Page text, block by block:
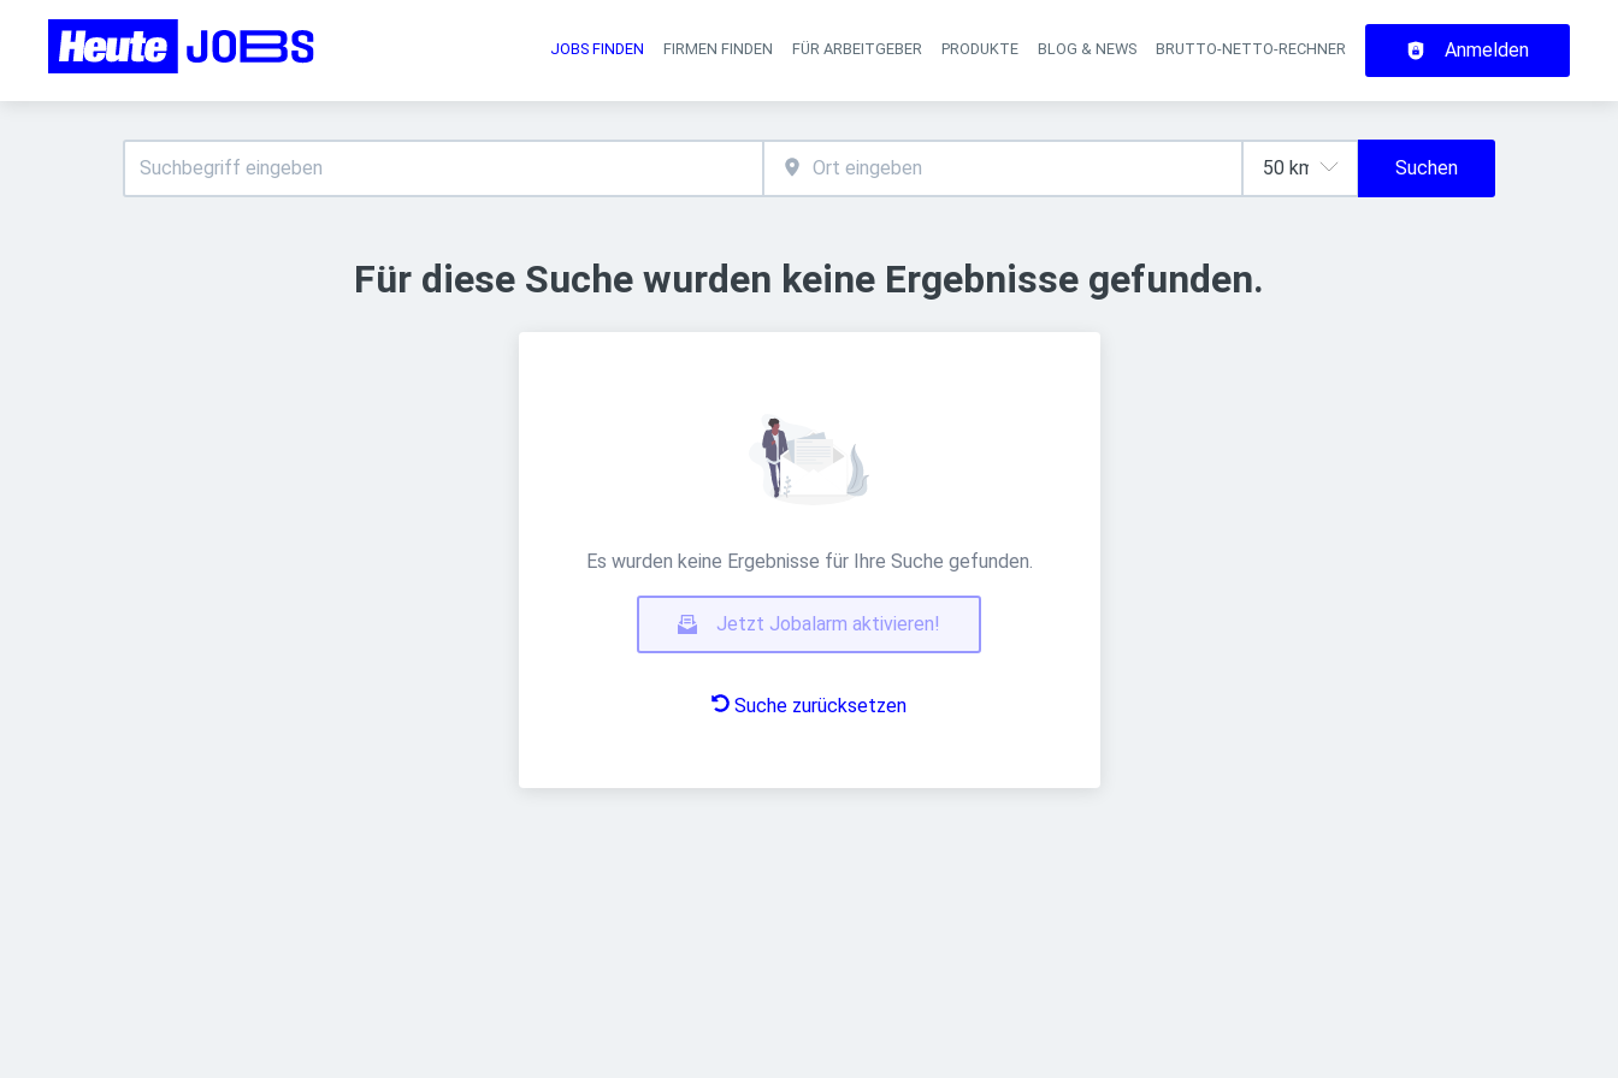
Haupt-Navigation
JOBS FINDEN FIRMEN FINDEN FÜR ARBEITGEBER PRODUKTE BLOG & NEWS BRUTTO-NETTO-RECHNER Anmelden
Suchen
Für diese Suche wurden keine Ergebnisse gefunden.
Es wurden keine Ergebnisse für Ihre Suche gefunden.
Jetzt Jobalarm aktivieren!
Suche zurücksetzen